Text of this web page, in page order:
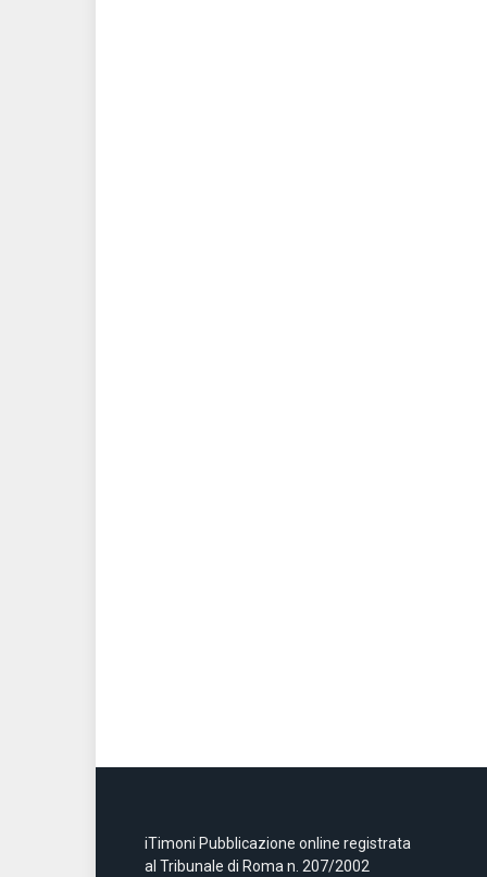
iTimoni Pubblicazione online registrata
al Tribunale di Roma n. 207/2002